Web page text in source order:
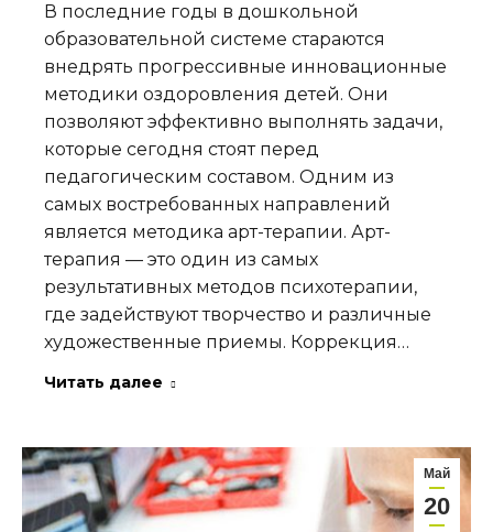
В последние годы в дошкольной
образовательной системе стараются
внедрять прогрессивные инновационные
методики оздоровления детей. Они
позволяют эффективно выполнять задачи,
которые сегодня стоят перед
педагогическим составом. Одним из
самых востребованных направлений
является методика арт-терапии. Арт-
терапия — это один из самых
результативных методов психотерапии,
где задействуют творчество и различные
художественные приемы. Коррекция…
Читать далее
Май
20